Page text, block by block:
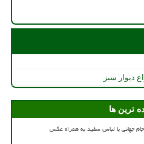
دیوار سبز
ترین ها
جهانی با لباس سفید به همراه عکس